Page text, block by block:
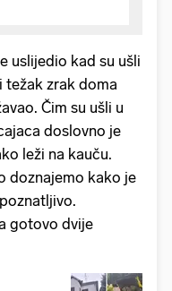
uslijedio kad su ušli
težak zrak doma
Čim su ušli u
doslovno je
leži na kauču.
doznajemo kako je
gotovo dvije